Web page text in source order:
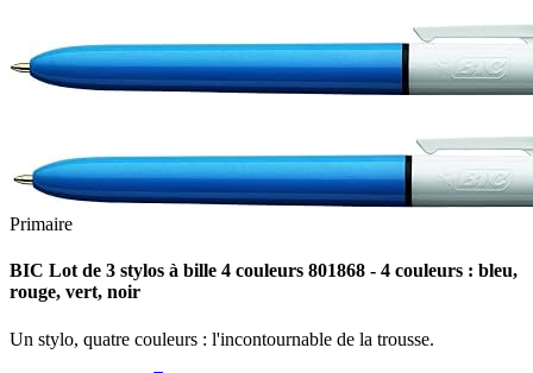
Primaire
BIC Lot de 3 stylos à bille 4 couleurs 801868 - 4 couleurs : bleu,
rouge, vert, noir
Un stylo, quatre couleurs : l'incontournable de la trousse.